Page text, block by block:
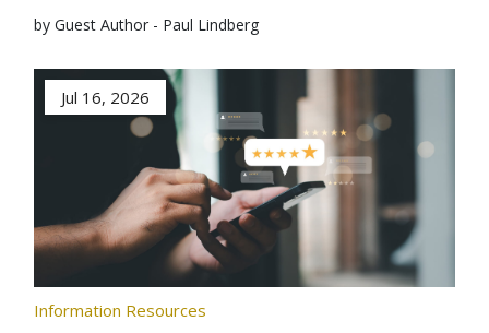
by Guest Author - Paul Lindberg
Jul 16, 2026
Information Resources